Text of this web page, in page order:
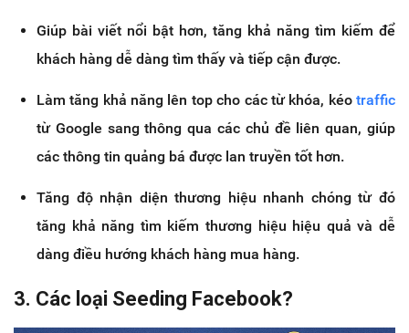
Giúp bài viết nổi bật hơn, tăng khả năng tìm kiếm để
khách hàng dễ dàng tìm thấy và tiếp cận được.
Làm tăng khả năng lên top cho các từ khóa, kéo traffic
từ Google sang thông qua các chủ đề liên quan, giúp
các thông tin quảng bá được lan truyền tốt hơn.
Tăng độ nhận diện thương hiệu nhanh chóng từ đó
tăng khả năng tìm kiếm thương hiệu hiệu quả và dễ
dàng điều hướng khách hàng mua hàng.
3. Các loại Seeding Facebook?